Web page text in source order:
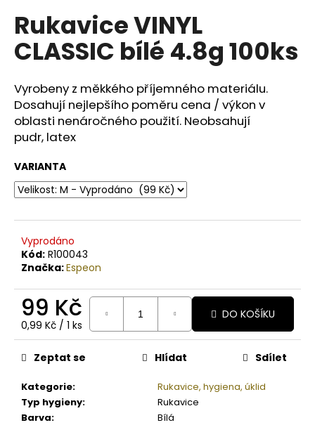
Rukavice VINYL
CLASSIC bílé 4.8g 100ks
Vyrobeny z měkkého příjemného materiálu.
Dosahují nejlepšího poměru cena / výkon v
oblasti nenáročného použití. Neobsahují
pudr, latex
VARIANTA
Vyprodáno
Kód: R100043
Značka:Espeon
99 Kč
Měrná
cena:
0,99 Kč / 1 ks
DO KOŠÍKU
Kategorie:
Rukavice, hygiena, úklid
Typ hygieny:
Rukavice
Barva:
Bílá
Zeptat se Hlídat Sdílet
u
j
e
m
BODY
BY
SIMONA
JASMINE
ORGANICKÉ
RUČNĚ
BAMBUCKÉ
PRO
OSLNIVÝ
LESK
250ML
990
Kč